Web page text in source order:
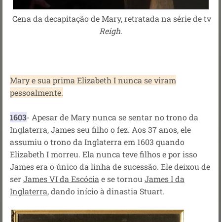
Cena da decapitação de Mary, retratada na série de tv
Reigh.
Mary e sua prima Elizabeth I nunca se viram
pessoalmente.
1603- Apesar de Mary nunca se sentar no trono da
Inglaterra, James seu filho o fez. Aos 37 anos, ele
assumiu o trono da Inglaterra em 1603 quando
Elizabeth I morreu. Ela nunca teve filhos e por isso
James era o único da linha de sucessão. Ele deixou de
serJames VI da Escócia e se tornou James I da
Inglaterra, dando início à dinastia Stuart.